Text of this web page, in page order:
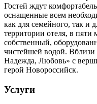
Гостей ждут
оснащенные всем
как для семейного, так и
территории отеля, в пяти
собственный,
чистейшей водой.
Надежда, Любовь» с
герой Новороссийск.
Услуги